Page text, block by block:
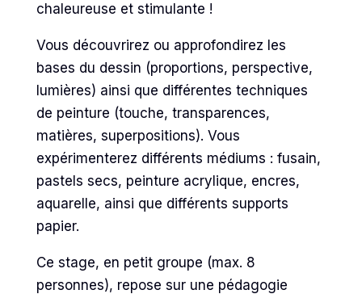
chaleureuse et stimulante !
Vous découvrirez ou approfondirez les
bases du dessin (proportions, perspective,
lumières) ainsi que différentes techniques
de peinture (touche, transparences,
matières, superpositions). Vous
expérimenterez différents médiums : fusain,
pastels secs, peinture acrylique, encres,
aquarelle, ainsi que différents supports
papier.
Ce stage, en petit groupe (max. 8
personnes), repose sur une pédagogie